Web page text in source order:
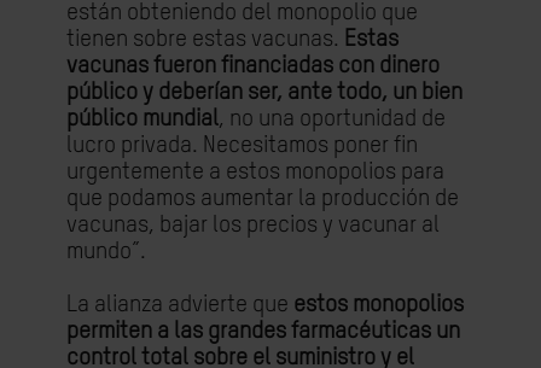
están obteniendo del monopolio que
tienen sobre estas vacunas. Estas
vacunas fueron financiadas con dinero
público y deberían ser, ante todo, un bien
público mundial, no una oportunidad de
lucro privada. Necesitamos poner fin
urgentemente a estos monopolios para
que podamos aumentar la producción de
vacunas, bajar los precios y vacunar al
mundo”.
La alianza advierte que estos monopolios
permiten a las grandes farmacéuticas un
control total sobre el suministro y el